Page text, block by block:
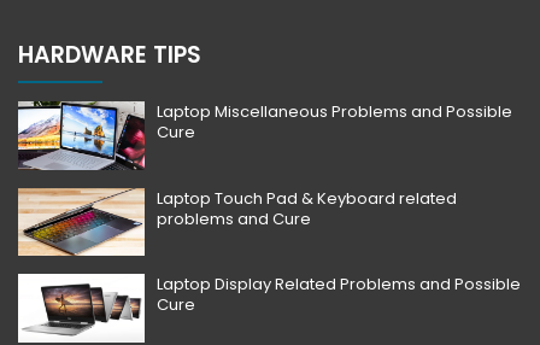
HARDWARE TIPS
Laptop Miscellaneous Problems and Possible
Cure
Laptop Touch Pad & Keyboard related
problems and Cure
Laptop Display Related Problems and Possible
Cure